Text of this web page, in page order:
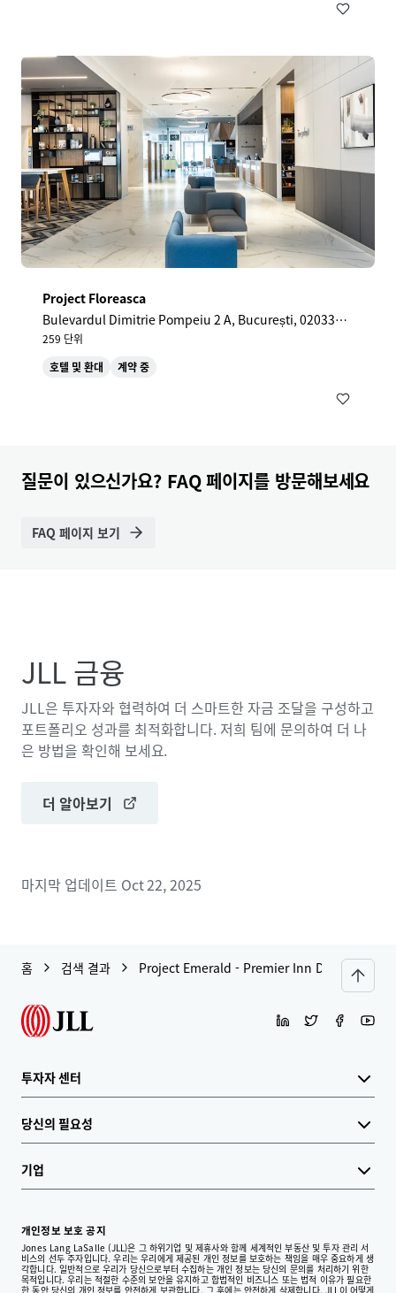
Project Floreasca
Bulevardul Dimitrie Pompeiu 2 A, București, 020337,
RO
259 단위
호텔 및 환대
계약 중
질문이 있으신가요? FAQ 페이지를 방문해보세요
FAQ 페이지 보기
JLL 금융
JLL은 투자자와 협력하여 더 스마트한 자금 조달을 구성하고
포트폴리오 성과를 최적화합니다. 저희 팀에 문의하여 더 나
은 방법을 확인해 보세요.
더 알아보기
마지막 업데이트 Oct 22, 2025
홈 검색 결과 Project Emerald - Premier Inn Dublin City
투자자 센터
당신의 필요성
기업
개인정보 보호 공지
Jones Lang LaSalle (JLL)은 그 하위기업 및 제휴사와 함께 세계적인 부동산 및 투자 관리 서
비스의 선두 주자입니다. 우리는 우리에게 제공된 개인 정보를 보호하는 책임을 매우 중요하게 생
각합니다. 일반적으로 우리가 당신으로부터 수집하는 개인 정보는 당신의 문의를 처리하기 위한
목적입니다. 우리는 적절한 수준의 보안을 유지하고 합법적인 비즈니스 또는 법적 이유가 필요한
한 동안 당신의 개인 정보를 안전하게 보관합니다. 그 후에는 안전하게 삭제합니다. JLL이 어떻게